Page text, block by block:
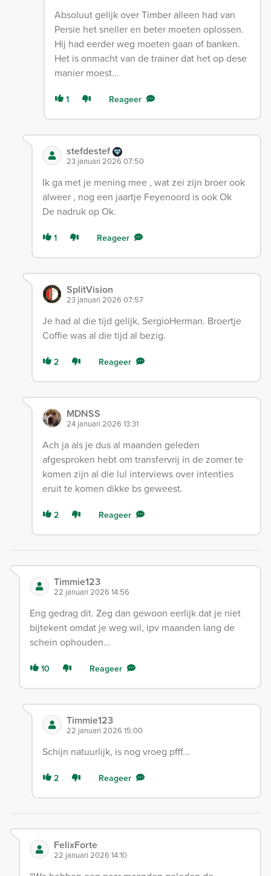
Absoluut gelijk over Timber alleen had van
Persie het sneller en beter moeten oplossen.
Hij had eerder weg moeten gaan of banken.
Het is onmacht van de trainer dat het op dese
manier moest...
1 Reageer
stefdestef
23 januari 2026 07:50
Ik ga met je mening mee , wat zei zijn broer ook
alweer , nog een jaartje Feyenoord is ook Ok
De nadruk op Ok.
1 Reageer
SplitVision
23 januari 2026 07:57
Je had al die tijd gelijk, SergioHerman. Broertje
Coffie was al die tijd al bezig.
2 Reageer
MDNSS
24 januari 2026 13:31
Ach ja als je dus al maanden geleden
afgesproken hebt om transfervrij in de zomer te
komen zijn al die lul interviews over intenties
eruit te komen dikke bs geweest.
2 Reageer
Timmie123
22 januari 2026 14:56
Eng gedrag dit. Zeg dan gewoon eerlijk dat je niet
bijtekent omdat je weg wil, ipv maanden lang de
schein ophouden...
10 Reageer
Timmie123
22 januari 2026 15:00
Schijn natuurlijk, is nog vroeg pfff...
2 Reageer
FelixForte
22 januari 2026 14:10